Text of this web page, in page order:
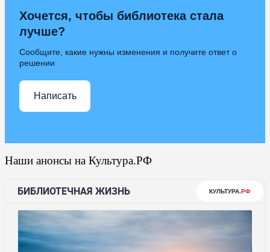
Хочется, чтобы библиотека стала
лучше?
Сообщите, какие нужны изменения и получите ответ о
решении
Написать
Наши анонсы на Культура.РФ